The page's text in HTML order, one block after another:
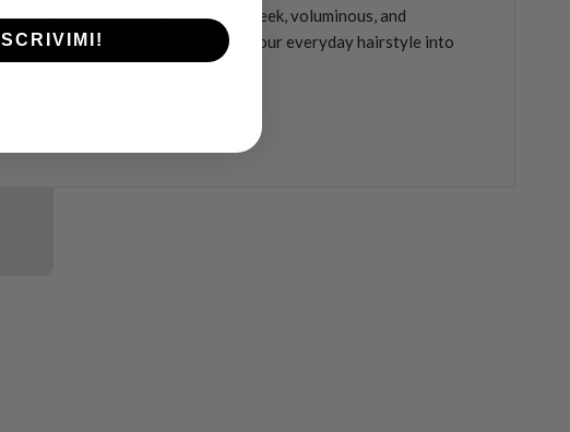
to your look. Discover tips for sleek, voluminous, and
textured styles that transform your everyday hairstyle into
something fresh and...
ISCRIVIMI!